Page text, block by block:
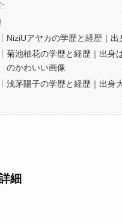
NiziUアヤカの学歴と経歴｜
菊池柚花の学歴と経歴｜出身
のかわいい画像
浅茅陽子の学歴と経歴｜出身
細